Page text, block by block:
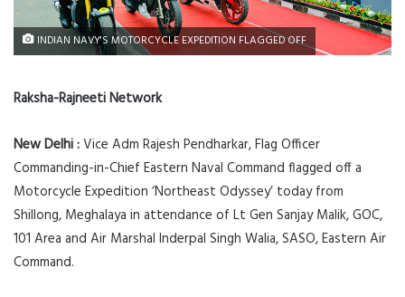
INDIAN NAVY'S MOTORCYCLE EXPEDITION FLAGGED OFF
Raksha-Rajneeti Network
New Delhi :Vice Adm Rajesh Pendharkar, Flag Officer
Commanding-in-Chief Eastern Naval Command flagged off a
Motorcycle Expedition ‘Northeast Odyssey’ today from
Shillong, Meghalaya in attendance of Lt Gen Sanjay Malik, GOC,
101 Area and Air Marshal Inderpal Singh Walia, SASO, Eastern Air
Command.